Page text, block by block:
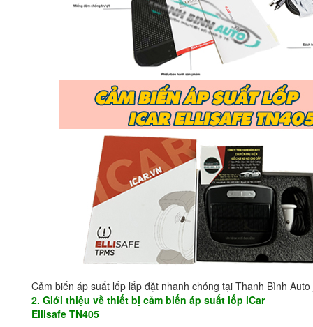
Cảm biến áp suất lốp lắp đặt nhanh chóng tại Thanh Bình
2. Giới thiệu về thiết bị cảm biến áp suất lốp iCar
Ellisafe TN405